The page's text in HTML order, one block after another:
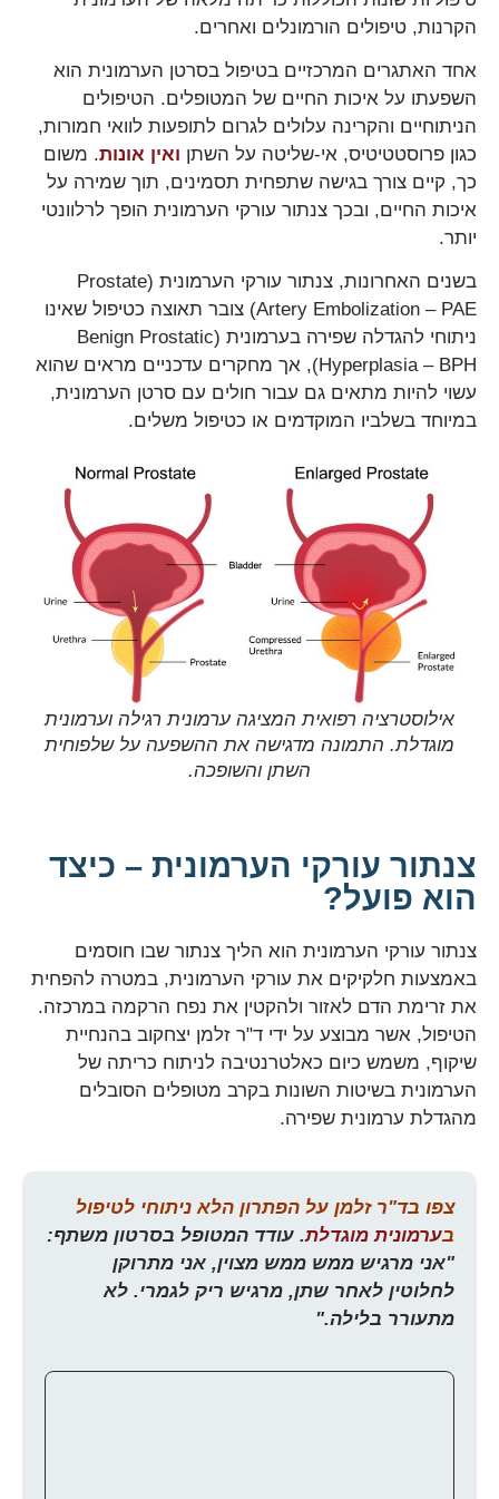
הקרנות, טיפולים הורמונלים ואחרים.
אחד האתגרים המרכזיים בטיפול בסרטן הערמונית הוא
השפעתו על איכות החיים של המטופלים. הטיפולים
הניתוחיים והקרינה עלולים לגרום לתופעות לוואי חמורות,
כגון פרוסטטיטיס, אי-שליטה על השתן ואין אונות. משום
כך, קיים צורך בגישה שתפחית תסמינים, תוך שמירה על
איכות החיים, ובכך צנתור עורקי הערמונית הופך לרלוונטי
יותר.
בשנים האחרונות, צנתור עורקי הערמונית (Prostate
Artery Embolization – PAE) צובר תאוצה כטיפול שאינו
ניתוחי להגדלה שפירה בערמונית (Benign Prostatic
Hyperplasia – BPH), אך מחקרים עדכניים מראים שהוא
עשוי להיות מתאים גם עבור חולים עם סרטן הערמונית,
במיוחד בשלביו המוקדמים או כטיפול משלים.
אילוסטרציה רפואית המציגה ערמונית רגילה וערמונית
מוגדלת. התמונה מדגישה את ההשפעה על שלפוחית
השתן והשופכה.
צנתור עורקי הערמונית – כיצד
הוא פועל?
צנתור עורקי הערמונית הוא הליך צנתור שבו חוסמים
באמצעות חלקיקים את עורקי הערמונית, במטרה להפחית
את זרימת הדם לאזור ולהקטין את נפח הרקמה במרכזה.
הטיפול, אשר מבוצע על ידי ד"ר זלמן יצחקוב בהנחיית
שיקוף, משמש כיום כאלטרנטיבה לניתוח כריתה של
הערמונית בשיטות השונות בקרב מטופלים הסובלים
מהגדלת ערמונית שפירה.
צפו בד"ר זלמן על הפתרון הלא ניתוחי לטיפול
בערמונית מוגדלת. עודד המטופל בסרטון משתף:
"אני מרגיש ממש ממש מצוין, אני מתרוקן
לחלוטין לאחר שתן, מרגיש ריק לגמרי. לא
מתעורר בלילה."